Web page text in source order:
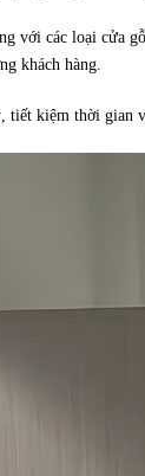
với các loại cửa
khách hàng.
tiết kiệm thời gian